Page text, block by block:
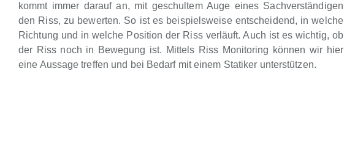
kommt immer darauf an, mit geschultem Auge eines Sachverständigen
den Riss, zu bewerten. So ist es beispielsweise entscheidend, in welche
Richtung und in welche Position der Riss verläuft. Auch ist es wichtig, ob
der Riss noch in Bewegung ist. Mittels Riss Monitoring können wir hier
eine Aussage treffen und bei Bedarf mit einem Statiker unterstützen.